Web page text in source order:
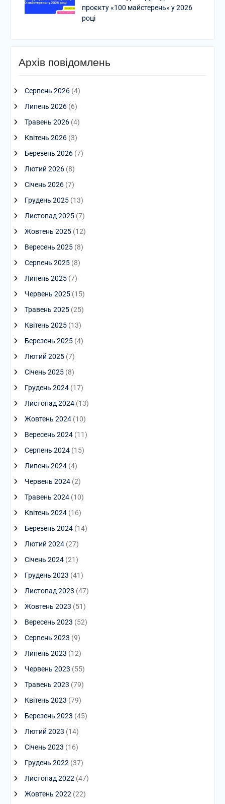
проєкту «100 майстерень» у 2026
році
Архів повідомлень
Серпень 2026(4)
Липень 2026(6)
Травень 2026(4)
Квітень 2026(3)
Березень 2026(7)
Лютий 2026(8)
Січень 2026(7)
Грудень 2025(13)
Листопад 2025(7)
Жовтень 2025(12)
Вересень 2025(8)
Серпень 2025(8)
Липень 2025(7)
Червень 2025(15)
Травень 2025(25)
Квітень 2025(13)
Березень 2025(4)
Лютий 2025(7)
Січень 2025(8)
Грудень 2024(17)
Листопад 2024(13)
Жовтень 2024(10)
Вересень 2024(11)
Серпень 2024(15)
Липень 2024(4)
Червень 2024(2)
Травень 2024(10)
Квітень 2024(16)
Березень 2024(14)
Лютий 2024(27)
Січень 2024(21)
Грудень 2023 (41)
Листопад 2023 (47)
Жовтень 2023 (51)
Вересень 2023 (52)
Серпень 2023 (9)
Липень 2023 (12)
Червень 2023 (55)
Травень 2023 (79)
Квітень 2023 (79)
Березень 2023 (45)
Лютий 2023 (14)
Січень 2023 (16)
Грудень 2022 (37)
Листопад 2022 (47)
Жовтень 2022 (22)